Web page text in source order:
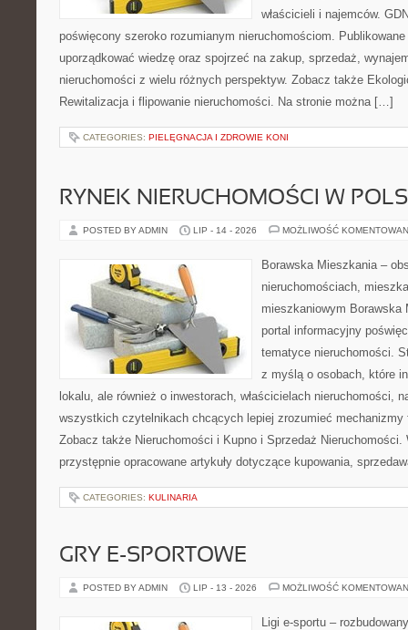
właścicieli i najemców.
poświęcony szeroko rozumianym nieruchomościom. Publikowane
uporządkować wiedzę oraz spojrzeć na zakup, sprzedaż,
nieruchomości z wielu różnych perspektyw. Zobacz także
Rewitalizacja i flipowanie nieruchomości. Na stronie można […]
CATEGORIES: PIELĘGNACJA I ZDROWIE KONI
RYNEK NIERUCHOMOŚCI W
POSTED BY ADMIN LIP - 14 - 2026 MOŻLIWOŚĆ
Borawska Mieszkania –
nieruchomościach,
mieszkaniowym Borawska
portal informacyjny
tematyce nieruchomości.
z myślą o osobach, które
lokalu, ale również o inwestorach, właścicielach nieruchomości,
wszystkich czytelnikach chcących lepiej zrozumieć mechanizmy
Zobacz także Nieruchomości i Kupno i Sprzedaż
przystępnie opracowane artykuły dotyczące kupowania,
CATEGORIES: KULINARIA
GRY E-SPORTOWE
POSTED BY ADMIN LIP - 13 - 2026 MOŻLIWOŚĆ
Ligi e-sportu –